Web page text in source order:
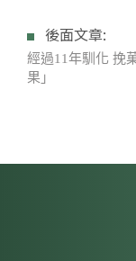
後面文章:
經過11年馴化 挽
果」